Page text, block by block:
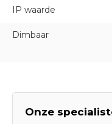
IP waarde
Dimbaar
Onze